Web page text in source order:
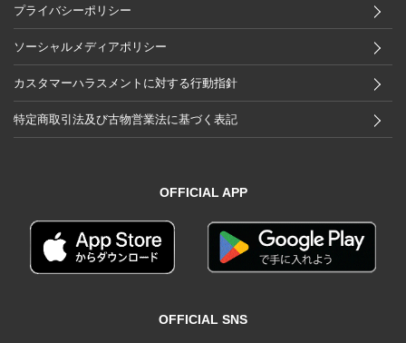
プライバシーポリシー
ソーシャルメディアポリシー
カスタマーハラスメントに対する行動指針
特定商取引法及び古物営業法に基づく表記
OFFICIAL APP
OFFICIAL SNS